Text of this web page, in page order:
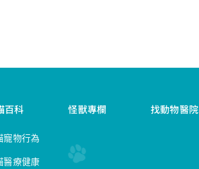
百科
寵物行為
醫療健康
怪獸專欄 找動物醫院